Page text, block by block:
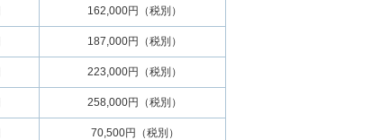
162,000円（税別）
187,000円（税別）
223,000円（税別）
258,000円（税別）
70,500円（税別）